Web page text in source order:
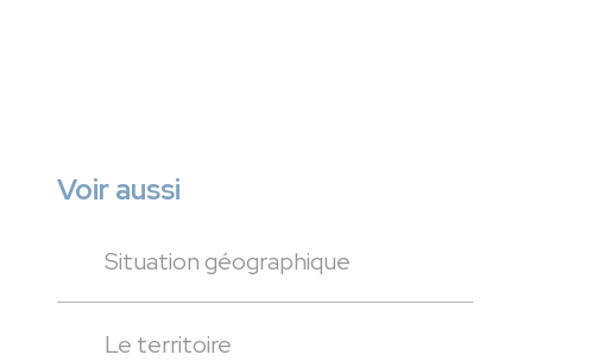
Voir aussi
Situation géographique
Le territoire